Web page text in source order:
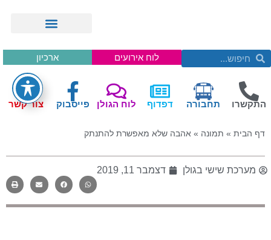
לוח אירועים ארכיון
התקשרו תחבורה דפדוף לוח הגולן פייסבוק צור קשר
דף הבית » תמונה » אהבה שלא מאפשרת להתנתק
מערכת שישי בגולן דצמבר 11, 2019